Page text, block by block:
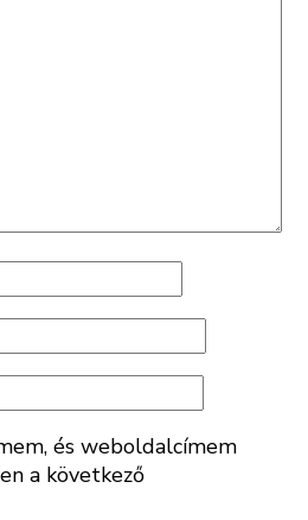
és weboldalcímem
a következő